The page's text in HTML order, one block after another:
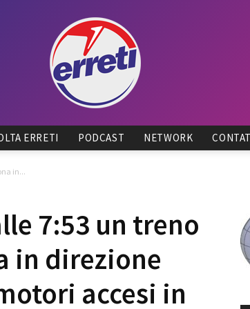
Tadino
ERRETI PODCAST NETWORK
in...
7:53 un treno
in direzione
accesi in